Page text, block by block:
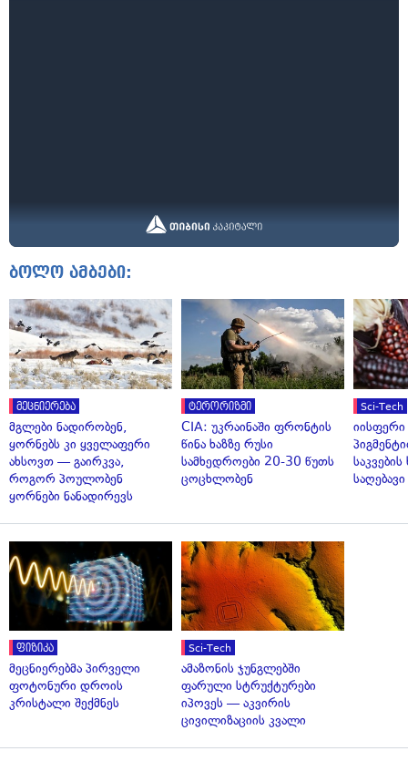
ბოლო ამბები:
მეცნიერება
მგლები ნადირობენ,
ყორნებს კი ყველაფერი
ახსოვთ — გაირკვა,
როგორ პოულობენ
ყორნები ნანადირევს
ტერორიზმი
CIA: უკრაინაში ფრონტის
წინა ხაზზე რუსი
სამხედროები 20-30 წუთს
ცოცხლობენ
Sci-Tech
იისფერი
ფიზიკა
მეცნიერებმა პირველი
ფოტონური დროის
კრისტალი შექმნეს
Sci-Tech
ამაზონის ჯუნგლებში
ფარული სტრუქტურები
იპოვეს — აკვირის
ცივილიზაციის კვალი